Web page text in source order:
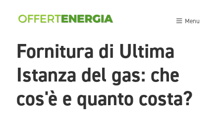
Menu
Fornitura di Ultima
Istanza del gas: che
cos'è e quanto costa?